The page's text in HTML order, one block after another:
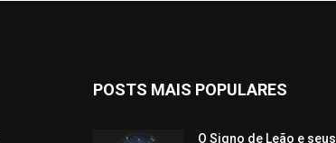
POSTS MAIS POPULARES
O Signo de Leão e seus